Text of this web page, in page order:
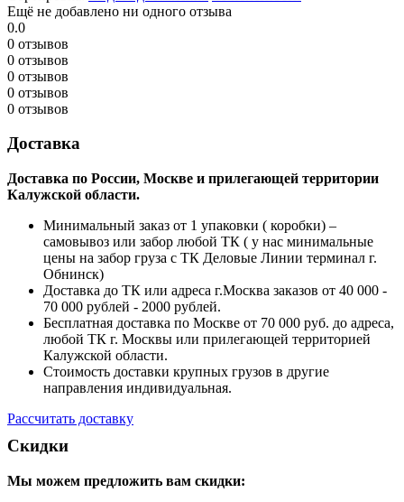
Ещё не добавлено ни одного отзыва
0.0
0 отзывов
0 отзывов
0 отзывов
0 отзывов
0 отзывов
Доставка
Доставка по России, Москве и прилегающей территории
Калужской области.
Минимальный заказ от 1 упаковки ( коробки) –
самовывоз или забор любой ТК ( у нас минимальные
цены на забор груза с ТК Деловые Линии терминал г.
Обнинск)
Доставка до ТК или адреса г.Москва заказов от 40 000 -
70 000 рублей - 2000 рублей.
Бесплатная доставка по Москве от 70 000 руб. до адреса,
любой ТК г. Москвы или прилегающей территорией
Калужской области.
Стоимость доставки крупных грузов в другие
направления индивидуальная.
Рассчитать доставку
Скидки
Мы можем предложить вам скидки: